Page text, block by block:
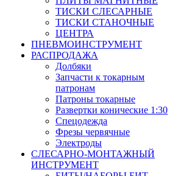
ТИСКИ СЛЕСАРНЫЕ
ТИСКИ СТАНОЧНЫЕ
ЦЕНТРА
ПНЕВМОИНСТРУМЕНТ
РАСПРОДАЖА
Долбяки
Запчасти к токарным
патронам
Патроны токарные
Развертки конические 1:30
Спецодежда
Фрезы червячные
Электроды
СЛЕСАРНО-МОНТАЖНЫЙ
ИНСТРУМЕНТ